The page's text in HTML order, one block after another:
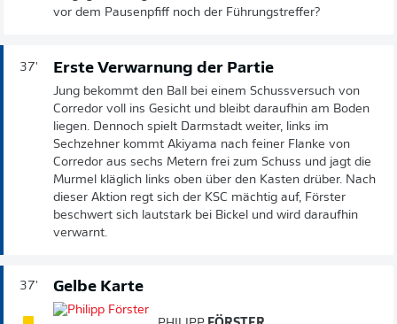
vor dem Pausenpfiff noch der Führungstreffer?
37' Erste Verwarnung der Partie
Jung bekommt den Ball bei einem Schussversuch von
Corredor voll ins Gesicht und bleibt daraufhin am Boden
liegen. Dennoch spielt Darmstadt weiter, links im
Sechzehner kommt Akiyama nach feiner Flanke von
Corredor aus sechs Metern frei zum Schuss und jagt die
Murmel kläglich links oben über den Kasten drüber. Nach
dieser Aktion regt sich der KSC mächtig auf, Förster
beschwert sich lautstark bei Bickel und wird daraufhin
verwarnt.
37' Gelbe Karte